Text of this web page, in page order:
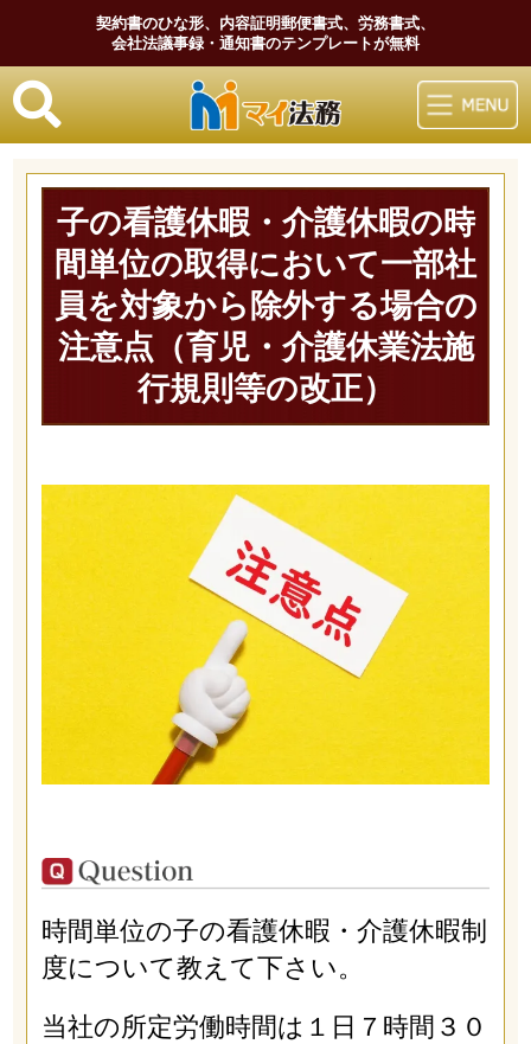
契約書のひな形、内容証明郵便書式、労務書式、
会社法議事録・通知書のテンプレートが無料
マイ法務
子の看護休暇・介護休暇の時
間単位の取得において一部社
員を対象から除外する場合の
注意点（育児・介護休業法施
行規則等の改正）
時間単位の子の看護休暇・介護休暇制
度について教えて下さい。
当社の所定労働時間は１日７時間３０